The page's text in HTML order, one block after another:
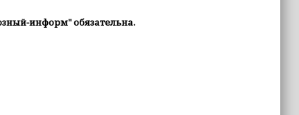
информ" обязательна.